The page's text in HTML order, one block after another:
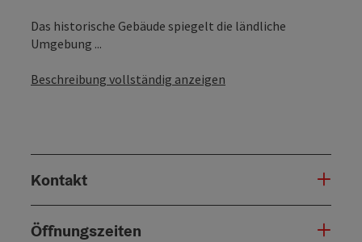
Das historische Gebäude spiegelt die ländliche
Umgebung ...
Beschreibung vollständig anzeigen
Kontakt
Öffnungszeiten